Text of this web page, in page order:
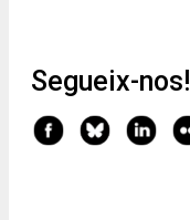
Segueix-nos!